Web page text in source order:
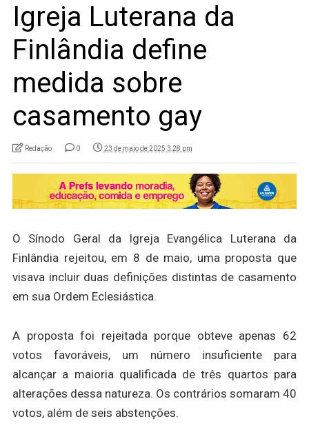
Igreja Luterana da
Finlândia define
medida sobre
casamento gay
Redação 0 23 de maio de 2025 3:28 pm
O Sínodo Geral da Igreja Evangélica Luterana da
Finlândia rejeitou, em 8 de maio, uma proposta que
visava incluir duas definições distintas de casamento
em sua Ordem Eclesiástica.
A proposta foi rejeitada porque obteve apenas 62
votos favoráveis, um número insuficiente para
alcançar a maioria qualificada de três quartos para
alterações dessa natureza. Os contrários somaram 40
votos, além de seis abstenções.